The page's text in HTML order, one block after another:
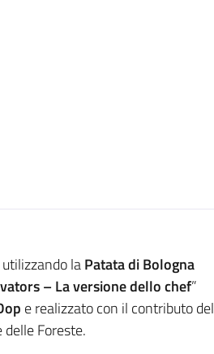
laPatata di Bologna
– La versione dello chef”
e realizzato con il contributo del
Foreste.